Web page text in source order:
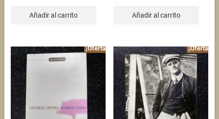
Añadir al carrito Añadir al carrito
¡Oferta! ¡Oferta!